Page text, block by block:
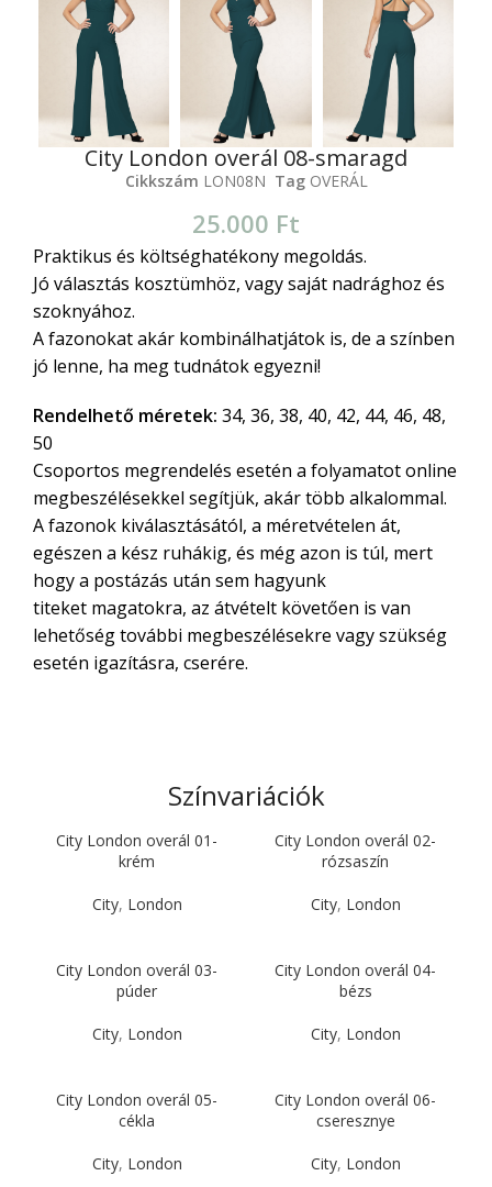
City London overál 08-smaragd
Cikkszám LON08N Tag OVERÁL
25.000 Ft
Praktikus és költséghatékony megoldás.
Jó választás kosztümhöz, vagy saját nadrághoz és
szoknyához.
A fazonokat akár kombinálhatjátok is, de a színben
jó lenne, ha meg tudnátok egyezni!
Rendelhető méretek: 34, 36, 38, 40, 42, 44, 46, 48,
50
Csoportos megrendelés esetén a folyamatot online
megbeszélésekkel segítjük, akár több alkalommal.
A fazonok kiválasztásától, a méretvételen át,
egészen a kész ruhákig, és még azon is túl, mert
hogy a postázás után sem hagyunk
titeket magatokra, az átvételt követően is van
lehetőség további megbeszélésekre vagy szükség
esetén igazításra, cserére.
Színvariációk
City London overál 01-
krém
City, London
City London overál 02-
rózsaszín
City, London
City London overál 03-
púder
City, London
City London overál 04-
bézs
City, London
City London overál 05-
cékla
City, London
City London overál 06-
cseresznye
City, London